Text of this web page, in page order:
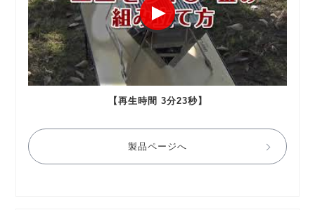
【再生時間 3分23秒】
製品ページへ